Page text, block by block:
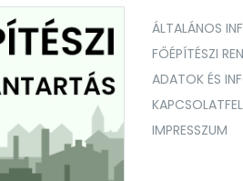
ÁLTALÁNOS
FŐÉPÍTÉSZI
ADATOK ÉS
IMPRESSZUM